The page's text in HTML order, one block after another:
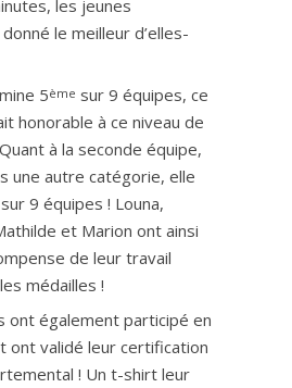
les jeunes
le meilleur d’elles-
5ème sur 9 équipes, ce
honorable à ce niveau de
à la seconde équipe,
une autre catégorie, elle
sur 9 équipes ! Louna,
et Marion ont ainsi
de leur travail
médailles !
ont également participé en
ont validé leur certification
! Un t-shirt leur